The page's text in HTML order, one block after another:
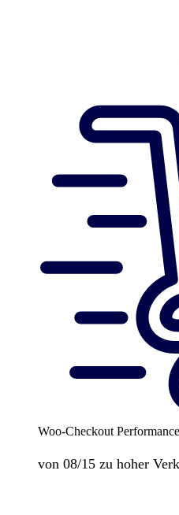
Woo-Checkout
von 08/15 zu hoher